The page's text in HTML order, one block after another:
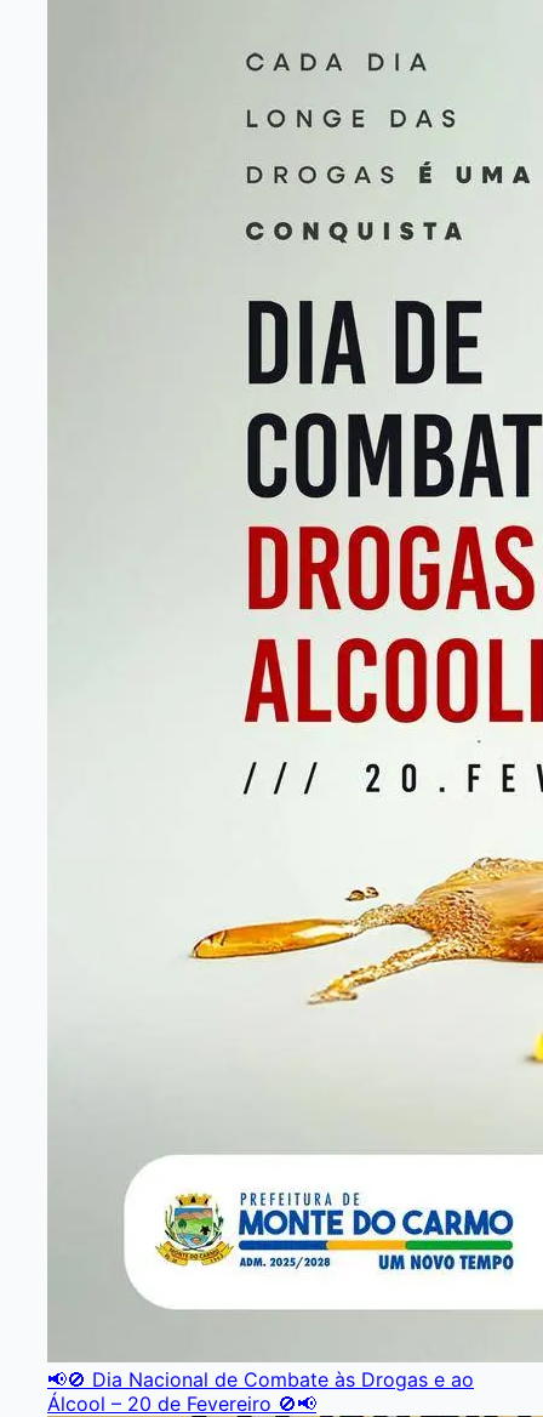
📢🚫 Dia Nacional de Combate às Drogas e ao
Álcool – 20 de Fevereiro 🚫📢